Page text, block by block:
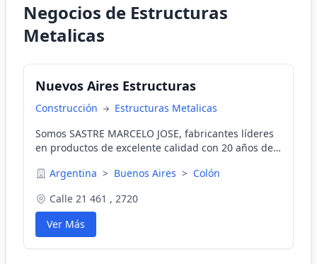
Negocios de Estructuras
Metalicas
Nuevos Aires Estructuras
Construcción
Estructuras Metalicas
Somos SASTRE MARCELO JOSE, fabricantes líderes
en productos de excelente calidad con 20 años de
excelente atención posventa en la fabricación,
telescópicas, montacargas, escenarios
estructurales y más.
Argentina > Buenos Aires > Colón
Calle 21 461 , 2720
Ver Más